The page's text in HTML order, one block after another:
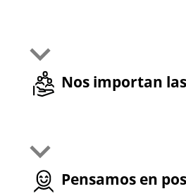
Nos importan
Pensamos en